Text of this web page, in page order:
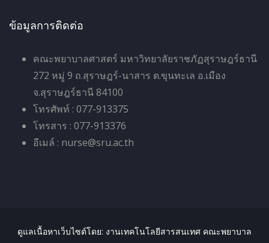
ดี
ข้อมูลการติดต่อ
คณะพยาบาลศาสตร์ มหาวิทยาลัยราชภัฏสุราษฎร์ธานี
272 หมู่ 9 ถ.สุราษฎร์-นาสาร ต.ขุนทะเล อ.เมือง
จ.สุราษฎร์ธานี 84100
โทรศัพท์ : 077-913375
โทรสาร : 077-913376
อีเมล์ : nurse@sru.ac.th
ดูแลเนื้อหาเว็บไซต์โดย: งานเทคโนโลยีสารสนเทศ คณะพยาบาล